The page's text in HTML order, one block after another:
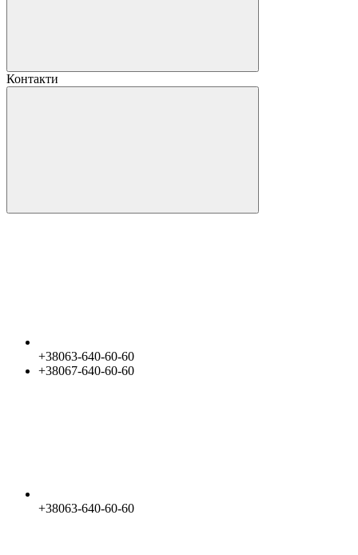
Контакти
+38063-640-60-60
+38067-640-60-60
+38063-640-60-60